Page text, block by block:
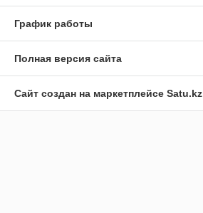
График работы
Полная версия сайта
Сайт создан на маркетплейсе Satu.kz